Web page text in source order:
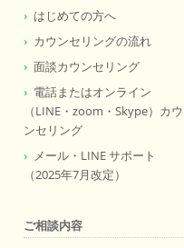
はじめての方へ
カウンセリングの流れ
面談カウンセリング
電話またはオンライン
（LINE・zoom・Skype）カウ
ンセリング
メール・LINE サポート
（2025年7月改定）
ご相談内容